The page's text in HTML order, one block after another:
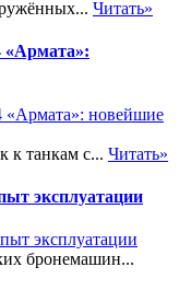
Читать»
«Армата»:
к танкам с... Читать»
эксплуатации
бронемашин...